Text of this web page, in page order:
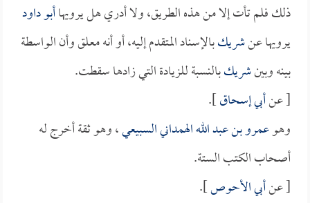
ذلك فلم تأت إلا من هذه الطريق، ولا أدري هل يرويهاأبو داود
يرويها عنشريكبالإسناد المتقدم إليه، أو أنه معلق وأن الواسطة
بينه وبينشريكبالنسبة للزيادة التي زادها سقطت.
[ عنأبي إسحاق].
وهوعمرو بن عبد الله الهمداني السبيعي، وهو ثقة أخرج له
أصحاب الكتب الستة.
[ عنأبي الأحوص].